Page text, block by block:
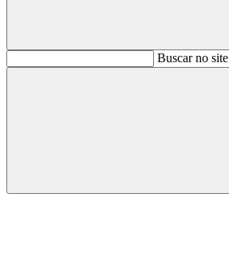
BuscarBuscar no site
Buscar